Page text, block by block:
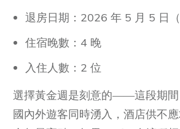
退房日期：2026 年 5 月 5 日（
住宿晚數：4 晚
入住人數：2 位
選擇黃金週是刻意的——這段期間
國內外遊客同時湧入，酒店供不